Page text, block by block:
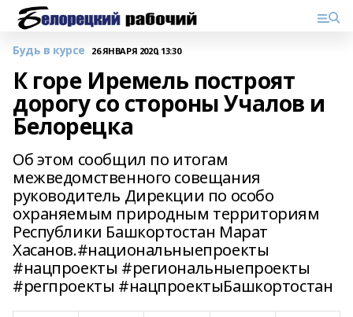
Будь в курсе 26 ЯНВАРЯ 2020, 13:30
К горе Иремель построят
дорогу со стороны Учалов и
Белорецка
Об этом сообщил по итогам
межведомственного совещания
руководитель Дирекции по особо
охраняемым природным территориям
Республики Башкортостан Марат
Хасанов.#национальныепроекты
#нацпроекты #региональныепроекты
#регпроекты #нацпроектыБашкортостан